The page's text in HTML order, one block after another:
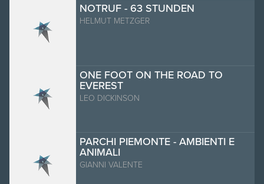
NOTRUF - 63 STUNDEN
HELMUT METZGER
ONE FOOT ON THE ROAD TO
EVEREST
LEO DICKINSON
PARCHI PIEMONTE - AMBIENTI E
ANIMALI
GIANNI VALENTE